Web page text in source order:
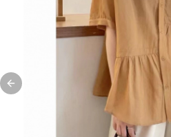
Previous slide